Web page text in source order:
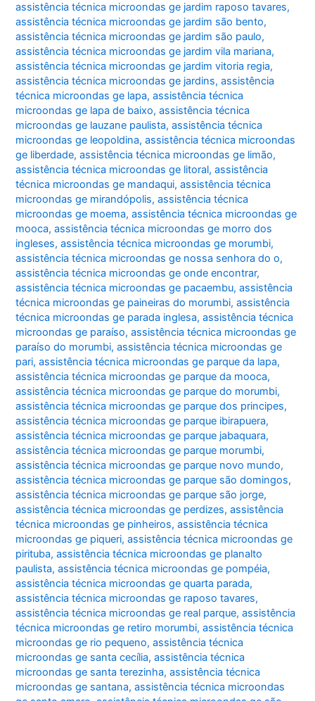
assistência técnica microondas ge jardim raposo tavares,
assistência técnica microondas ge jardim são bento,
assistência técnica microondas ge jardim são paulo,
assistência técnica microondas ge jardim vila mariana,
assistência técnica microondas ge jardim vitoria regia,
assistência técnica microondas ge jardins,assistência
técnica microondas ge lapa,assistência técnica
microondas ge lapa de baixo,assistência técnica
microondas ge lauzane paulista,assistência técnica
microondas ge leopoldina,assistência técnica microondas
ge liberdade,assistência técnica microondas ge limão,
assistência técnica microondas ge litoral,assistência
técnica microondas ge mandaqui,assistência técnica
microondas ge mirandópolis,assistência técnica
microondas ge moema,assistência técnica microondas ge
mooca,assistência técnica microondas ge morro dos
ingleses,assistência técnica microondas ge morumbi,
assistência técnica microondas ge nossa senhora do o,
assistência técnica microondas ge onde encontrar,
assistência técnica microondas ge pacaembu,assistência
técnica microondas ge paineiras do morumbi,assistência
técnica microondas ge parada inglesa,assistência técnica
microondas ge paraíso,assistência técnica microondas ge
paraíso do morumbi,assistência técnica microondas ge
pari,assistência técnica microondas ge parque da lapa,
assistência técnica microondas ge parque da mooca,
assistência técnica microondas ge parque do morumbi,
assistência técnica microondas ge parque dos principes,
assistência técnica microondas ge parque ibirapuera,
assistência técnica microondas ge parque jabaquara,
assistência técnica microondas ge parque morumbi,
assistência técnica microondas ge parque novo mundo,
assistência técnica microondas ge parque são domingos,
assistência técnica microondas ge parque são jorge,
assistência técnica microondas ge perdizes,assistência
técnica microondas ge pinheiros,assistência técnica
microondas ge piqueri,assistência técnica microondas ge
pirituba,assistência técnica microondas ge planalto
paulista,assistência técnica microondas ge pompéia,
assistência técnica microondas ge quarta parada,
assistência técnica microondas ge raposo tavares,
assistência técnica microondas ge real parque,assistência
técnica microondas ge retiro morumbi,assistência técnica
microondas ge rio pequeno,assistência técnica
microondas ge santa cecília,assistência técnica
microondas ge santa terezinha,assistência técnica
microondas ge santana,assistência técnica microondas